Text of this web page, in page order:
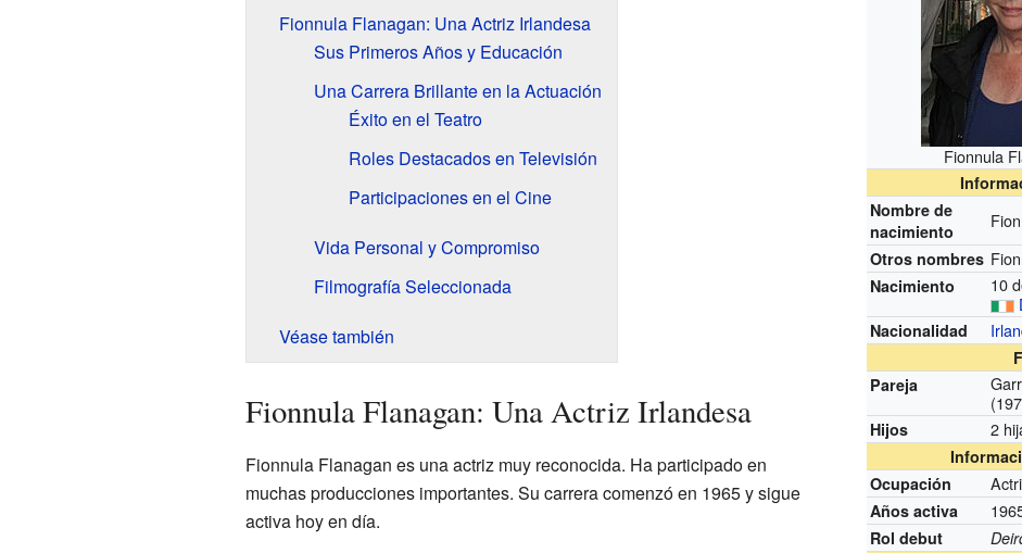
Fionnula
Nombre de
nacimiento
Otros nombres
Nacimiento
10
Nacionalidad
Pareja
Hijos 2
Ocupación
Años activa
Rol debut
Fionnula Flanagan: Una Actriz Irlandesa
Sus Primeros Años y Educación
Una Carrera Brillante en la Actuación
Éxito en el Teatro
Roles Destacados en Televisión
Participaciones en el Cine
Vida Personal y Compromiso
Filmografía Seleccionada
Véase también
Fionnula Flanagan: Una Actriz Irlandesa
Fionnula Flanagan es una actriz muy reconocida. Ha participado en
muchas producciones importantes. Su carrera comenzó en 1965 y sigue
activa hoy en día.